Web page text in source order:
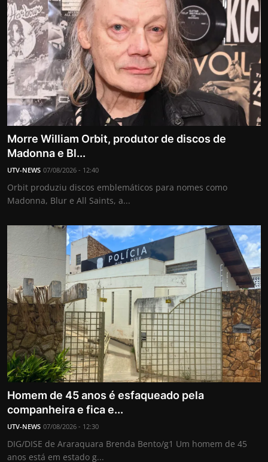
Morre William Orbit, produtor de discos de
Madonna e Bl...
UTV-NEWS 07/08/2026 - 12:40
Orbit produziu discos emblemáticos para nomes como
Madonna, Blur e All Saints, a...
Homem de 45 anos é esfaqueado pela
companheira e fica e...
UTV-NEWS 07/08/2026 - 12:30
DIG/DISE de Araraquara Brenda Bento/g1 Um homem de 45
anos está em estado g...